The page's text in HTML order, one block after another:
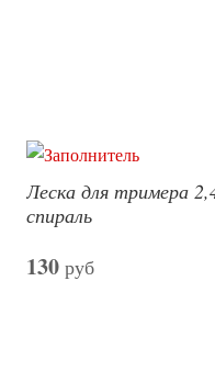
Леска для тримера
спираль
130руб